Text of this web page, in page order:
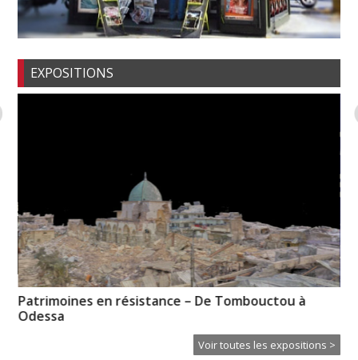
EXPOSITIONS
Patrimoines en résistance – De Tombouctou à
Odessa
Voir toutes les expositions >